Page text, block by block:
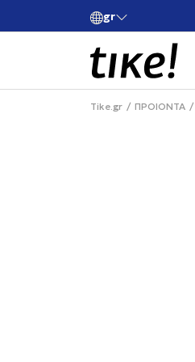
grΚάνε εγγραφή
Tike.gr ΠΡΟΙΟΝΤΑ